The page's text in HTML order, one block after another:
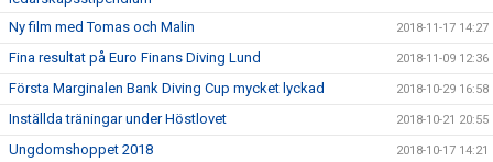
Ny film med Tomas och Malin 2018-11-17 14:27
Fina resultat på Euro Finans Diving Lund 2018-11-09 12:36
Första Marginalen Bank Diving Cup mycket lyckad 2018-10-29 16:58
Inställda träningar under Höstlovet 2018-10-21 20:55
Ungdomshoppet 2018 2018-10-17 14:21